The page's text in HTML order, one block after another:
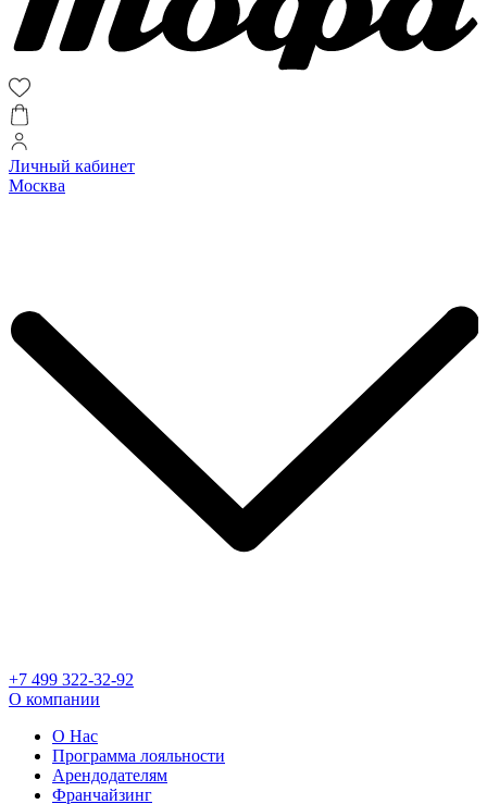
Личный кабинет
Москва
+7 499 322-32-92
О компании
О Нас
Программа лояльности
Арендодателям
Франчайзинг